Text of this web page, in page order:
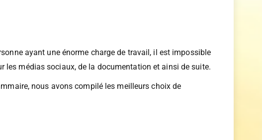
ayant une énorme charge de travail, il est impossible
médias sociaux, de la documentation et ainsi de suite.
nous avons compilé les meilleurs choix de